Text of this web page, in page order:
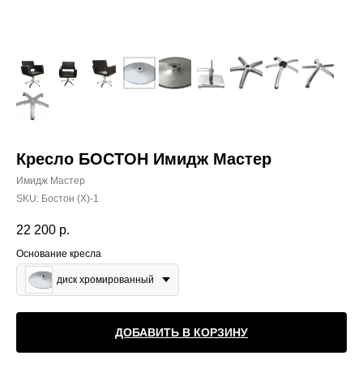
Кресло БОСТОН Имидж Мастер
Имидж Мастер
SKU: Бостон (Х)-1
22 200 р.
Основание кресла
диск хромированный
ДОБАВИТЬ В КОРЗИНУ